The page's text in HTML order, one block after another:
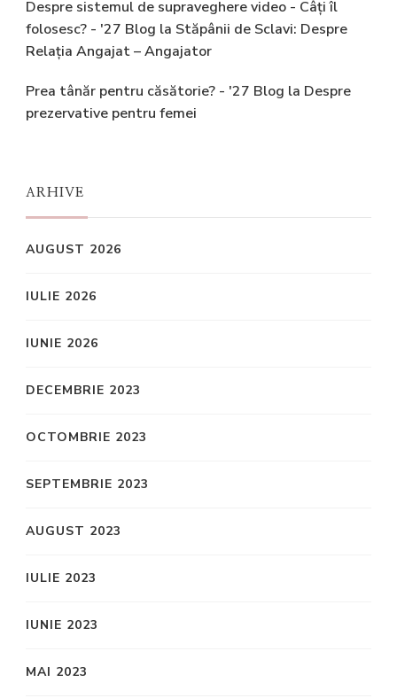
Despre sistemul de supraveghere video - Câți îl
folosesc? - '27 Blog la Stăpânii de Sclavi: Despre
Relația Angajat – Angajator
Prea tânăr pentru căsătorie? - '27 Blog la Despre
prezervative pentru femei
ARHIVE
AUGUST 2026
IULIE 2026
IUNIE 2026
DECEMBRIE 2023
OCTOMBRIE 2023
SEPTEMBRIE 2023
AUGUST 2023
IULIE 2023
IUNIE 2023
MAI 2023